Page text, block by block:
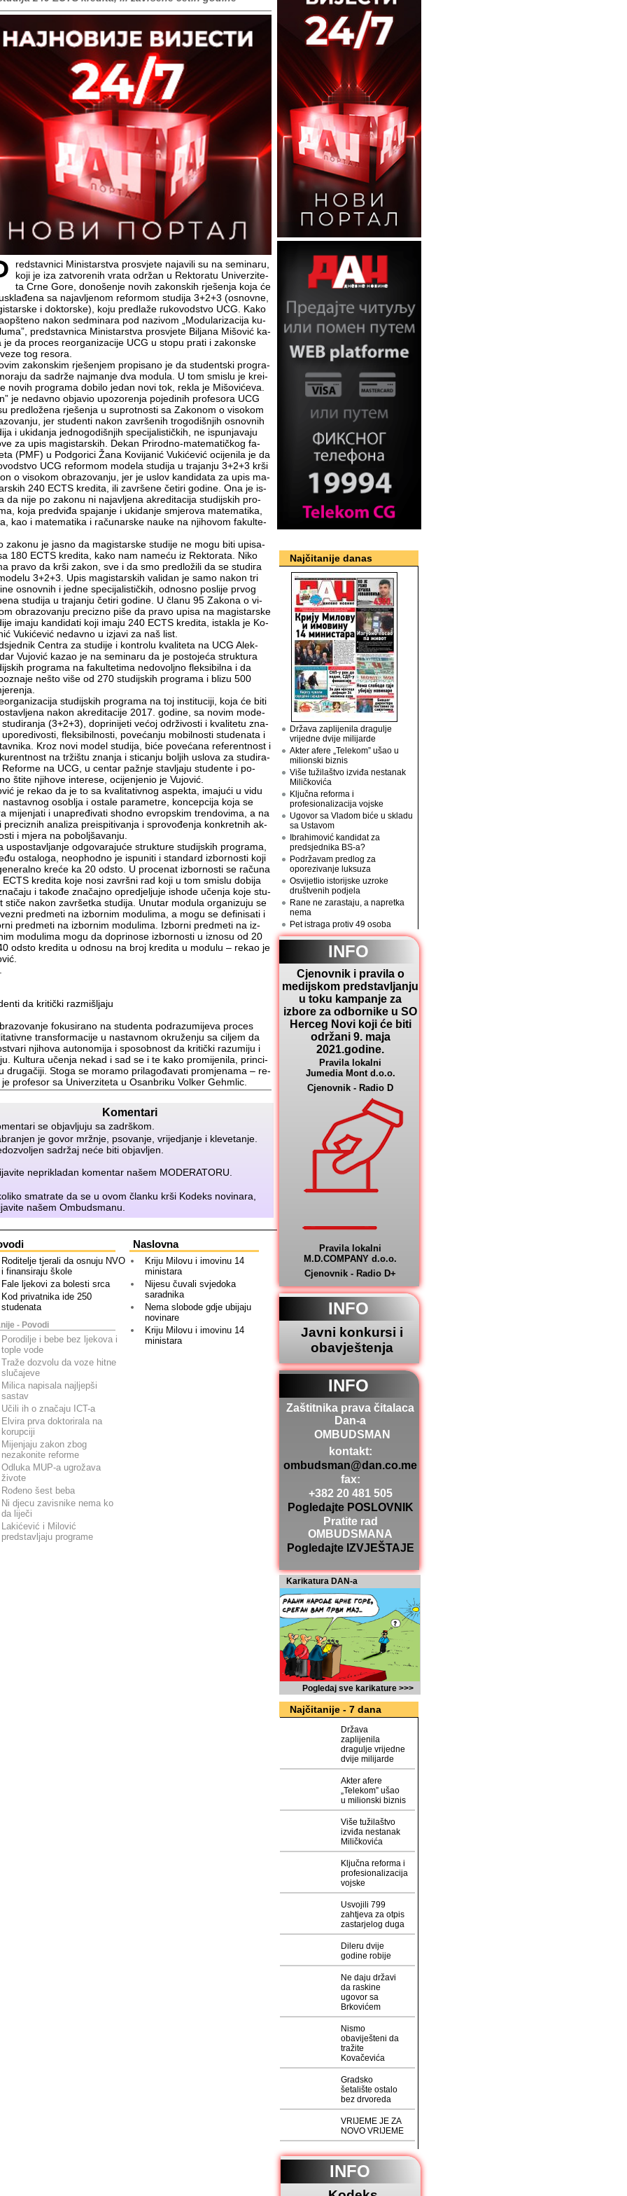
red­stav­ni­ci Mi­ni­star­stva pro­svje­te na­ja­vi­li su na se­mi­na­ru,
ko­ji je iza za­tvo­re­nih vra­ta odr­žan u Rek­to­ra­tu Uni­ver­zi­te­
ta Cr­ne Go­re, do­no­še­nje no­vih za­kon­skih rje­še­nja ko­ja će
sa na­ja­vlje­nom re­for­mom stu­di­ja 3+2+3 (osnov­ne,
i dok­tor­ske), ko­ju pred­la­že ru­ko­vod­stvo UCG. Ka­ko
na­kon sed­mi­na­ra pod na­zi­vom „Mo­du­la­ri­za­ci­ja ku­
pred­stav­ni­ca Mi­ni­star­stva pro­svje­te Bi­lja­na Mi­šo­vić ka­
je da pro­ces re­or­ga­ni­za­ci­je UCG u sto­pu pra­ti i za­kon­ske
tog re­so­ra.
za­kon­skim rje­še­njem pro­pi­sa­no je da stu­dent­ski pro­gra­
da sa­dr­že naj­ma­nje dva mo­du­la. U tom smi­slu je kre­i­
no­vih pro­gra­ma do­bi­lo je­dan no­vi tok, re­kla je Mi­šo­vi­će­va.
je ne­dav­no ob­ja­vio upo­zo­re­nja po­je­di­nih pro­fe­so­ra UCG
pred­lo­že­na rje­še­nja u su­prot­no­sti sa Za­ko­nom o vi­so­kom
jer stu­den­ti na­kon za­vr­še­nih tro­go­di­šnjih osnov­nih
i uki­da­nja jed­no­go­di­šnjih spe­ci­ja­li­stič­kih, ne is­pu­nja­va­ju
za upis ma­gi­star­skih. De­kan Pri­rod­no-ma­te­ma­tič­kog fa­
(PMF) u Pod­go­ri­ci Ža­na Ko­vi­ja­nić Vu­ki­će­vić oci­je­ni­la je da
UCG re­for­mom mo­de­la stu­di­ja u tra­ja­nju 3+2+3 kr­ši
o vi­so­kom obra­zo­va­nju, jer je uslov kan­di­da­ta za upis ma­
240 ECTS kre­di­ta, ili za­vr­še­ne če­ti­ri go­di­ne. Ona je is­
da ni­je po za­ko­nu ni na­ja­vlje­na akre­di­ta­ci­ja stu­dij­skih pro­
ko­ja pred­vi­đa spa­ja­nje i uki­da­nje smje­ro­va ma­te­ma­ti­ka,
kao i ma­te­ma­ti­ka i ra­ču­nar­ske na­u­ke na nji­ho­vom fa­kul­te­
za­ko­nu je ja­sno da ma­gi­star­ske stu­di­je ne mo­gu bi­ti upi­sa­
180 ECTS kre­di­ta, ka­ko nam na­me­ću iz Rek­to­ra­ta. Ni­ko
pra­vo da kr­ši za­kon, sve i da smo pred­lo­ži­li da se stu­di­ra
3+2+3. Upis ma­gi­star­skih va­li­dan je sa­mo na­kon tri
osnov­nih i jed­ne spe­ci­ja­li­stič­kih, od­no­sno po­sli­je pr­vog
stu­di­ja u tra­ja­nju če­ti­ri go­di­ne. U čla­nu 95 Za­ko­na o vi­
obra­zo­va­nju pre­ci­zno pi­še da pra­vo upi­sa na ma­gi­star­ske
ima­ju kan­di­da­ti ko­ji ima­ju 240 ECTS kre­di­ta, is­ta­kla je Ko­
Vu­ki­će­vić ne­dav­no u iz­ja­vi za naš list.
Cen­tra za stu­di­je i kon­tro­lu kva­li­te­ta na UCG Alek­
Vu­jo­vić ka­zao je na se­mi­na­ru da je po­sto­je­ća struk­tu­ra
pro­gra­ma na fa­kul­te­ti­ma ne­do­volj­no flek­si­bil­na i da
ne­što vi­še od 270 stu­dij­skih pro­gra­ma i bli­zu 500
stu­dij­skih pro­gra­ma na toj in­sti­tu­ci­ji, ko­ja će bi­ti
na­kon akre­di­ta­ci­je 2017. go­di­ne, sa no­vim mo­de­
stu­di­ra­nja (3+2+3), do­pri­ni­je­ti ve­ćoj odr­ži­vo­sti i kva­li­te­tu zna­
upo­re­di­vo­sti, flek­si­bil­no­sti, po­ve­ća­nju mo­bil­no­sti stu­de­na­ta i
Kroz no­vi mo­del stu­di­ja, bi­će po­ve­ća­na re­fe­rent­nost i
na tr­ži­štu zna­nja i sti­ca­nju bo­ljih uslo­va za stu­di­ra­
Re­for­me na UCG, u cen­tar pa­žnje sta­vlja­ju stu­den­te i po­
šti­te nji­ho­ve in­te­re­se, oci­je­nje­nio je Vu­jo­vić.
je re­kao da je to sa kva­li­ta­tiv­nog aspek­ta, ima­ju­ći u vi­du
na­stav­nog oso­blja i osta­le pa­ra­me­tre, kon­cep­ci­ja ko­ja se
mi­je­nja­ti i una­pre­đi­va­ti shod­no evrop­skim tren­do­vi­ma, a na
pre­ci­znih ana­li­za pre­i­spi­ti­va­nja i spro­vo­đe­nja kon­kret­nih ak­
i mje­ra na po­bolj­ša­va­nju.
us­po­sta­vlja­nje od­go­va­ra­ju­će struk­tu­re stu­dij­skih pro­gra­ma,
osta­lo­ga, neo­p­hod­no je is­pu­ni­ti i stan­dard iz­bor­no­sti ko­ji
kre­će ka 20 od­sto. U pro­ce­nat iz­bor­no­sti se ra­ču­na
ECTS kre­di­ta ko­je no­si za­vr­šni rad ko­ji u tom smi­slu do­bi­ja
i ta­ko­đe zna­čaj­no opre­dje­lju­je is­ho­de uče­nja ko­je stu­
sti­če na­kon za­vr­šet­ka stu­di­ja. Unu­tar mo­du­la or­ga­ni­zu­ju se
pred­me­ti na iz­bor­nim mo­du­li­ma, a mo­gu se de­fi­ni­sa­ti i
pred­me­ti na iz­bor­nim mo­du­li­ma. Iz­bo­r­ni pred­me­ti na iz­
mo­du­li­ma mo­gu da do­pri­no­se iz­bor­no­sti u iz­no­su od 20
od­sto kre­di­ta u od­no­su na broj kre­di­ta u mo­du­lu – re­kao je
da kri­tič­ki raz­mi­šlja­ju
fo­ku­si­ra­no na stu­den­ta pod­ra­zu­mi­je­va pro­ces
tran­sfor­ma­ci­je u na­stav­nom okru­že­nju sa ci­ljem da
nji­ho­va auto­no­mi­ja i spo­sob­nost da kri­tič­ki ra­zu­mi­ju i
Kul­tu­ra uče­nja ne­kad i sad se i te ka­ko pro­mi­je­ni­la, prin­ci­
dru­ga­či­ji. Sto­ga se mo­ra­mo pri­la­go­đa­va­ti pro­mje­na­ma – re­
profesor sa Univerziteta u Osanbriku Volker Ge­hmlic.
Komentari
se objavljuju sa zadrškom.
je govor mržnje, psovanje, vrijedjanje i klevetanje.
sadržaj neće biti objavljen.
neprikladan komentar našem MODERATORU
smatrate da se u ovom članku krši Kodeks novinara,
našemOmbudsmanu
Roditelje tjerali da osnuju NVO
i finansiraju škole
Fale ljekovi za bolesti srca
Kod privatnika ide 250
studenata
- Povodi
Porodilje i bebe bez ljekova i
tople vode
Traže dozvolu da voze hitne
slučajeve
Milica napisala najljepši
sastav
Učili ih o značaju ICT-a
Elvira prva doktorirala na
korupciji
Mijenjaju zakon zbog
nezakonite reforme
Odluka MUP-a ugrožava
živote
Rođeno šest beba
Ni djecu zavisnike nema ko
da liječi
Lakićević i Milović
predstavljaju programe
Naslovna
Kriju Milovu i imovinu 14
ministara
Nijesu čuvali svjedoka
saradnika
Nema slobode gdje ubijaju
novinare
Kriju Milovu i imovinu 14
ministara
Najčitanije danas
Država zaplijenila dragulje
vrijedne dvije milijarde
Akter afere „Telekom” ušao u
milionski biznis
Više tužilaštvo izviđa nestanak
Miličkovića
Ključna reforma i
profesionalizacija vojske
Ugovor sa Vladom biće u skladu
sa Ustavom
Ibrahimović kandidat za
predsjednika BS-a?
Podržavam predlog za
oporezivanje luksuza
Osvijetlio istorijske uzroke
društvenih podjela
Rane ne zarastaju, a napretka
nema
Pet istraga protiv 49 osoba
INFO
Cjenovnik i pravila o
medijskom predstavljanju
u toku kampanje za
izbore za odbornike u SO
Herceg Novi koji će biti
održani 9. maja
2021.godine.
Pravila lokalni
Jumedia Mont d.o.o.
Cjenovnik - Radio D
Pravila lokalni
M.D.COMPANY d.o.o.
Cjenovnik - Radio D+
INFO
Javni konkursi i
obavještenja
INFO
Zaštitnika prava čitalaca
Dan-a
OMBUDSMAN
kontakt:
ombudsman@dan.co.me
fax:
+382 20 481 505
Pogledajte POSLOVNIK
Pratite rad
OMBUDSMANA
Pogledajte IZVJEŠTAJE
Karikatura DAN-a
Pogledaj sve karikature >>>
Najčitanije - 7 dana
Država
zaplijenila
dragulje vrijedne
dvije milijarde
Akter afere
„Telekom” ušao
u milionski biznis
Više tužilaštvo
izviđa nestanak
Miličkovića
Ključna reforma i
profesionalizacija
vojske
Usvojili 799
zahtjeva za otpis
zastarjelog duga
Dileru dvije
godine robije
Ne daju državi
da raskine
ugovor sa
Brkovićem
Nismo
obaviješteni da
tražite
Kovačevića
Gradsko
šetalište ostalo
bez drvoreda
VRIJEME JE ZA
NOVO VRIJEME
INFO